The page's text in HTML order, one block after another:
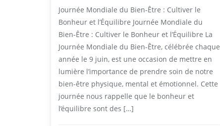
Journée Mondiale du Bien-Être : Cultiver le
Bonheur et l’Équilibre Journée Mondiale du
Bien-Être : Cultiver le Bonheur et l’Équilibre La
Journée Mondiale du Bien-Être, célébrée chaque
année le 9 juin, est une occasion de mettre en
lumière l’importance de prendre soin de notre
bien-être physique, mental et émotionnel. Cette
journée nous rappelle que le bonheur et
l’équilibre sont des […]